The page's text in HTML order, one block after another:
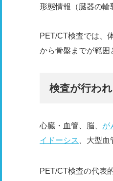
形態情報（臓器の輪
PET/CT検査では、
から骨盤までが範
検査が行わ
心臓・血管、脳、 が
イドーシス
、大型
PET/CT検査の代表